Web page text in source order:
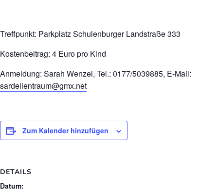
Treffpunkt: Parkplatz Schulenburger Landstraße 333
Kostenbeitrag: 4 Euro pro Kind
Anmeldung: Sarah Wenzel, Tel.: 0177/5039885, E-Mail:
sardellentraum@gmx.net
Zum Kalender hinzufügen
DETAILS
Datum: